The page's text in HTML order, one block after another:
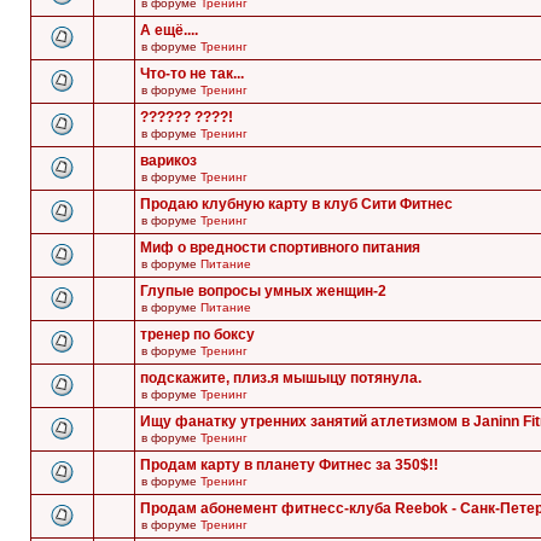
в форуме Тренинг
А ещё....
в форуме Тренинг
Что-то не так...
в форуме Тренинг
?????? ????!
в форуме Тренинг
варикоз
в форуме Тренинг
Продаю клубную карту в клуб Сити Фитнес
в форуме Тренинг
Миф о вредности спортивного питания
в форуме Питание
Глупые вопросы умных женщин-2
в форуме Питание
тренер по боксу
в форуме Тренинг
подскажите, плиз.я мышыцу потянула.
в форуме Тренинг
Ищу фанатку утренних занятий атлетизмом в Janinn
в форуме Тренинг
Продам карту в планету Фитнес за 350$!!
в форуме Тренинг
Продам абонемент фитнесс-клуба Reebok - Санк-
в форуме Тренинг